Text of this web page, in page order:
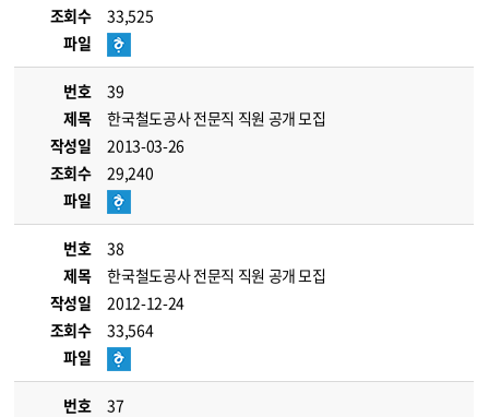
조회수
33,525
파일
번호
39
제목
한국철도공사 전문직 직원 공개 모집
작성일
2013-03-26
조회수
29,240
파일
번호
38
제목
한국철도공사 전문직 직원 공개 모집
작성일
2012-12-24
조회수
33,564
파일
번호
37